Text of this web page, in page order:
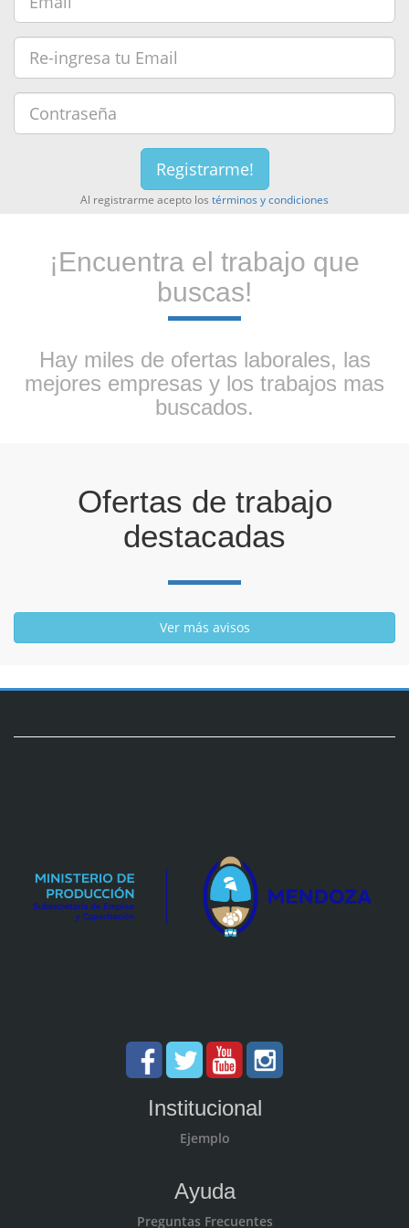
Registrarme!
Al registrarme acepto los términos y condiciones
¡Encuentra el trabajo que
buscas!
Hay miles de ofertas laborales, las
mejores empresas y los trabajos mas
buscados.
Ofertas de trabajo
destacadas
Ver más avisos
Institucional
Ejemplo
Ayuda
Preguntas Frecuentes